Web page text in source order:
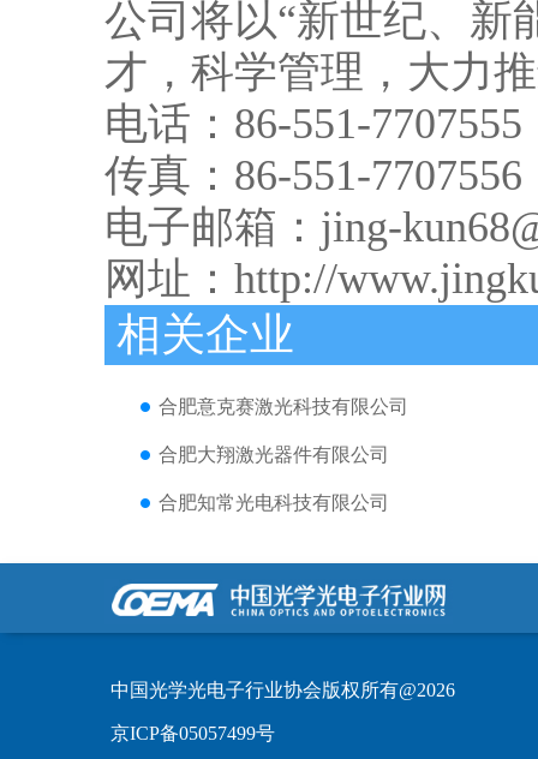
公司将以“新世纪、新
才，科学管理，大力
电话：86-551-7707555
传真：86-551-7707556
电子邮箱：jing-
网址： http://
相关企业
合肥意克赛激光科技有限公司
合肥大翔激光器件有限公司
合肥知常光电科技有限公司
中国光学光电子行业协会版权所有@2026
京ICP备05057499号